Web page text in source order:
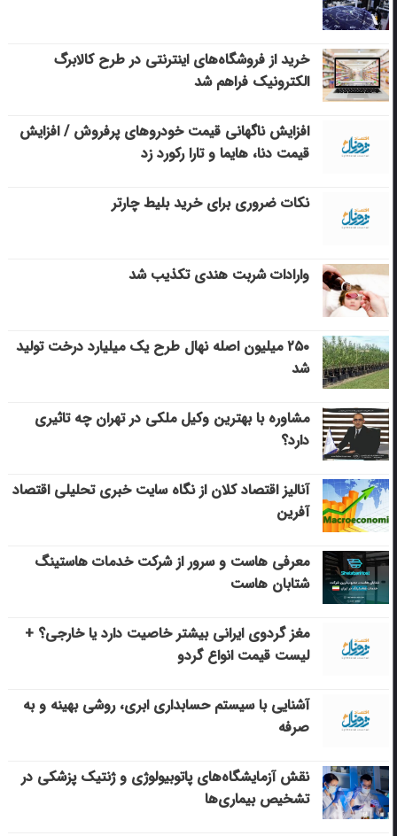
خرید از فروشگاه‌های اینترنتی در طرح کالابرگ
الکترونیک فراهم شد
افزایش ناگهانی قیمت خودروهای پرفروش / افزایش
قیمت دنا، هایما و تارا رکورد زد
نکات ضروری برای خرید بلیط چارتر
وارادات شربت هندی تکذیب شد
۲۵۰ میلیون اصله نهال طرح یک میلیارد درخت تولید
شد
مشاوره با بهترین وکیل ملکی در تهران چه تاثیری
دارد؟
آنالیز اقتصاد کلان از نگاه سایت خبری تحلیلی اقتصاد
آفرین
معرفی هاست و سرور از شرکت خدمات هاستینگ
شتابان هاست
مغز گردوی ایرانی بیشتر خاصیت دارد یا خارجی؟ +
لیست قیمت انواع گردو
آشنایی با سیستم حسابداری ابری، روشی بهینه و به
صرفه
نقش آزمایشگاه‌های پاتوبیولوژی و ژنتیک پزشکی در
تشخیص بیماری‌ها